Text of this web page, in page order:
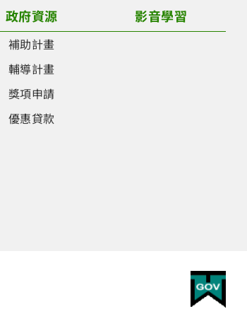
政府資源
補助計畫
輔導計畫
獎項申請
優惠貸款
影音學習